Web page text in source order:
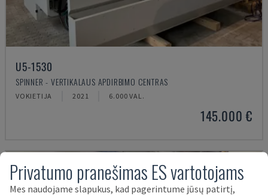
U5-1530
SPINNER - VERTIKALAUS APDIRBIMO CENTRAS
VOKIETIJA 2021 6.000 VAL.
145.000 €
Privatumo pranešimas ES vartotojams
Mes naudojame slapukus, kad pagerintume jūsų patirtį,